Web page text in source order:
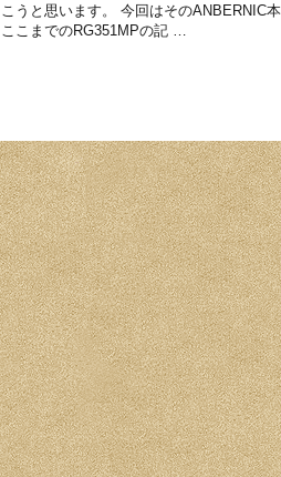
こうと思います。 今回はそのANBERNIC
ここまでのRG351MPの記 …